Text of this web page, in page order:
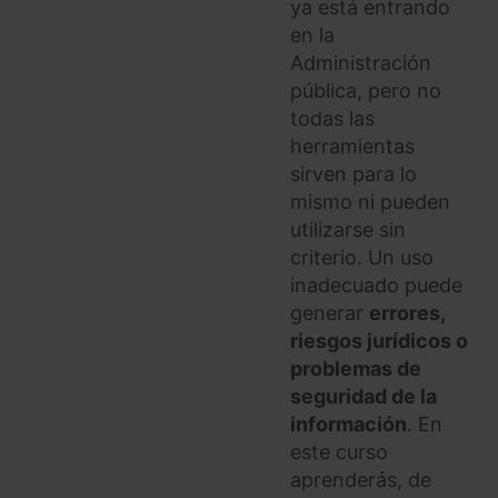
ya está entrando
en la
Administración
pública, pero no
todas las
herramientas
sirven para lo
mismo ni pueden
utilizarse sin
criterio. Un uso
inadecuado puede
generar errores,
riesgos jurídicos o
problemas de
seguridad de la
información. En
este curso
aprenderás, de